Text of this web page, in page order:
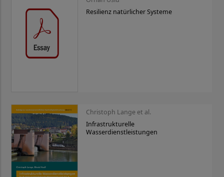
Resilienz natürlicher Systeme
Christoph Lange et al.
Infrastrukturelle
Wasserdienstleistungen